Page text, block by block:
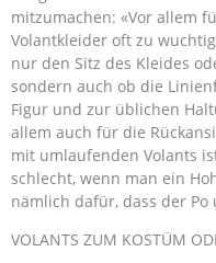
mitzumachen: «Vor allem
Volantkleider oft zu
nur den Sitz des Kleides
sondern auch ob die
Figur und zur üblichen
allem auch für die
mit umlaufenden Volants
schlecht, wenn man ein
nämlich dafür, dass der
VOLANTS ZUM KOSTÜM